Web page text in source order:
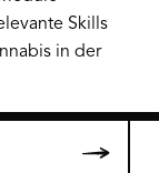
Skills
in der